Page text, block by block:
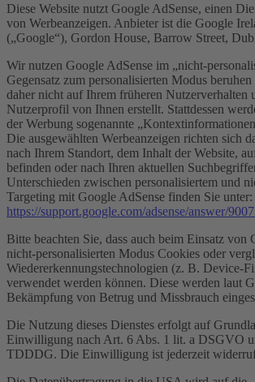
Diese Website nutzt Google AdSense, einen
von Werbeanzeigen. Anbieter ist die Google
(„Google“), Gordon House, Barrow Street,
Wir nutzen Google AdSense im „nicht-
Gegensatz zum personalisierten Modus
daher nicht auf Ihrem früheren Nutzerverhalten
Nutzerprofil von Ihnen erstellt. Stattdessen
der Werbung sogenannte
Die ausgewählten Werbeanzeigen richten sich
nach Ihrem Standort, dem Inhalt der Website,
befinden oder nach Ihren aktuellen
Unterschieden zwischen personalisiertem und
Targeting mit Google AdSense finden Sie unter:
https://support.google.com/adsense/answer/
Bitte beachten Sie, dass auch beim Einsatz von
nicht-personalisierten Modus Cookies oder
Wiedererkennungstechnologien (z. B. Device-
verwendet werden können. Diese werden laut
Bekämpfung von Betrug und Missbrauch
Die Nutzung dieses Dienstes erfolgt auf
Einwilligung nach Art. 6 Abs. 1 lit. a DSGVO
TDDDG. Die Einwilligung ist jederzeit